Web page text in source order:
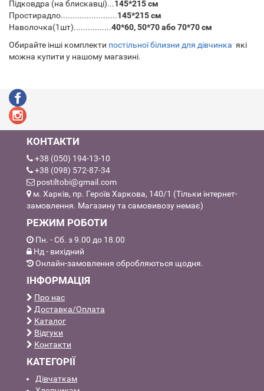
Підковдра (на блискавці)...145*215 см
Простирадло........................145*215 см
Наволочка(1шт)................40*60, 50*70 або 70*70 см
Обирайте інші комплекти постільної білизни для дівчинка які
можна купити у нашому магазині.
КОНТАКТИ
+38 (050) 194-13-10
+38 (098) 572-87-34
postiltobi@gmail.com
м. Харків, пр. Героїв Харкова, 140/1 (Тільки інтернет-
замовлення. Магазину та самовивозу немає)
РЕЖИМ РОБОТИ
Пн. - Сб. з 9.00 до 18.00
Нд - вихідний
Онлайн-замовлення обробляються щодня.
ІНФОРМАЦІЯ
Про нас
Доставка/Оплата
Каталог
Відгуки
Контакти
КАТЕГОРІЇ
Дівчаткам